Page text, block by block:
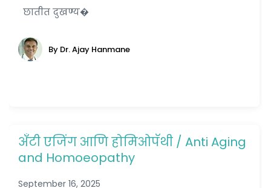
छातीत दुखण्य�
By Dr. Ajay Hanmane
अँटी एजिंग आणि होमिओपॅथी / Anti Aging
and Homoeopathy
September 16, 2025